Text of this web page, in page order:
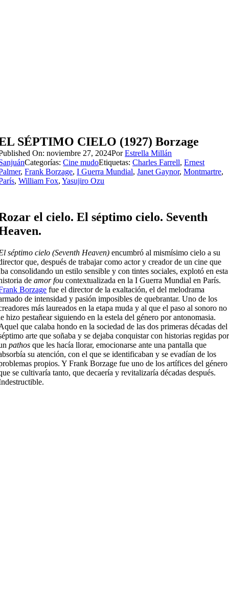
SÉPTIMO CIELO (1927) Borzage
On: noviembre 27, 2024PorEstrella Millán
Categorías:Cine mudoEtiquetas:Charles Farrell,Ernest
,Frank Borzage,I Guerra Mundial,Janet Gaynor,Montmartre,
,William Fox,Yasujiro Ozu
el cielo. El séptimo cielo. Seventh
séptimo cielo (Seventh Heaven) encumbró al mismísimo cielo a su
que, después de trabajar como actor y creador de un cine que
consolidando un estilo sensible y con tintes sociales, explotó en esta
deamor fou contextualizada en la I Guerra Mundial en París.
Borzage fue el director de la exaltación, el del melodrama
de intensidad y pasión imposibles de quebrantar. Uno de los
más laureados en la etapa muda y al que el paso al sonoro no
hizo pestañear siguiendo en la estela del género por antonomasia.
que calaba hondo en la sociedad de las dos primeras décadas del
arte que soñaba y se dejaba conquistar con historias regidas por
pathosque les hacía llorar, emocionarse ante una pantalla que
su atención, con el que se identificaban y se evadían de los
propios. Y Frank Borzage fue uno de los artífices del género
se cultivaría tanto, que decaería y revitalizaría décadas después.